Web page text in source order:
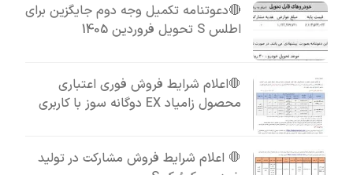
🔴دعوتنامه تکمیل وجه دوم جایگزین برای
اطلس S تحویل فروردین 1405
🛑اعلام شرایط فروش فوری اعتباری
محصول زامیاد EX دوگانه سوز با کاربری
🛑 اعلام شرایط فروش مشارکت در تولید